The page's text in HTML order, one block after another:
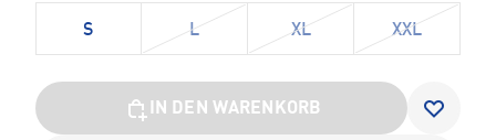
S L XL XXL
IN DEN WARENKORB